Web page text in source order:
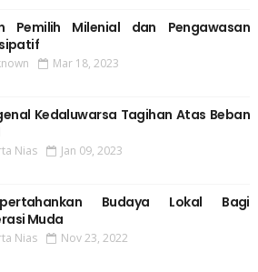
Pemilih Milenial dan Pengawasan
Mar 18, 2023
Kedaluwarsa Tagihan Atas Beban
Nias Jan 09, 2023
Budaya Lokal Bagi
Muda
Nias Nov 23, 2022